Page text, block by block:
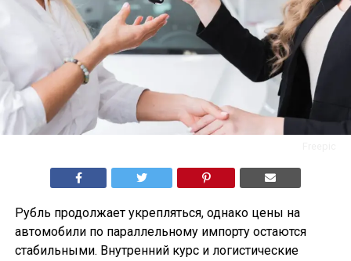
Рубль продолжает укрепляться, однако цены на
автомобили по параллельному импорту остаются
стабильными. Внутренний курс и логистические